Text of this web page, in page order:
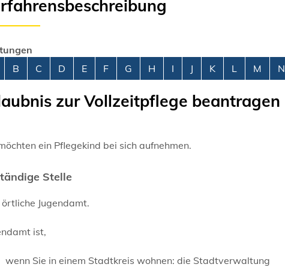
Register überspringen
B C D E F G H I J K L M N
zur Vollzeitpflege beantragen
ein Pflegekind bei sich aufnehmen.
Stelle
örtliche Jugendamt.
ist,
wenn Sie in einem Stadtkreis wohnen: die Stadtverwaltung